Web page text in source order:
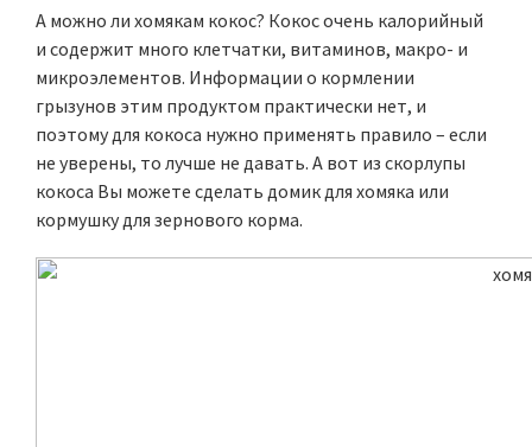
А можно ли хомякам кокос? Кокос очень калорийный
и содержит много клетчатки, витаминов, макро- и
микроэлементов. Информации о кормлении
грызунов этим продуктом практически нет, и
поэтому для кокоса нужно применять правило – если
не уверены, то лучше не давать. А вот из скорлупы
кокоса Вы можете сделать домик для хомяка или
кормушку для зернового корма.